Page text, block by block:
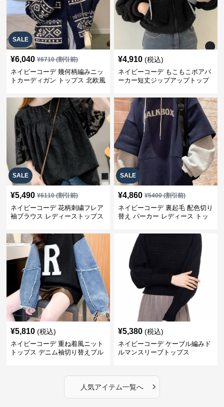
SALE
¥6,040 ¥6710(割引前)
ネイビーコーデ 幾何柄編みニッ
トカーディガン トップス 北欧風
¥4,910 (税込)
ネイビーコーデ もこもこボアパ
ーカー短丈ジップアップトップ
SALE
¥5,490 ¥6110(割引前)
ネイビーコーデ 花柄刺繍フレア
袖ブラウス レディーストップス
SALE
¥4,860 ¥5400(割引前)
ネイビーコーデ 裏起毛 配色切り
替え パーカー レディース トッ
¥5,810 (税込)
ネイビーコーデ 重ね着風ニット
トップス デニム袖切り替えプル
¥5,380 (税込)
ネイビーコーデ ケーブル編みド
ルマンスリーブトップス
人気アイテム一覧へ ›